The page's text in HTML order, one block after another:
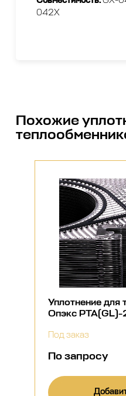
042X
Похожие
Уплотнение для
Опэкс РТА(GL)-
Под заказ
По запросу